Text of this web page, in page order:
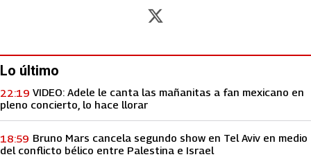
abre en nueva pestaña
Lo último
VIDEO: Adele le canta las mañanitas a fan mexicano en
pleno concierto, lo hace llorar
22:19
Bruno Mars cancela segundo show en Tel Aviv en medio
del conflicto bélico entre Palestina e Israel
18:59